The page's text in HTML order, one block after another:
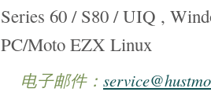
Series 60 / S80 / UIQ ,
PC/Moto EZX Linux
电子邮件：